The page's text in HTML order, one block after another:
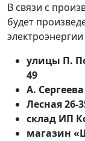
В связи с
будет
электроэнергии
улицы П.
49
А.
Лесная 26-
склад ИП
магазин